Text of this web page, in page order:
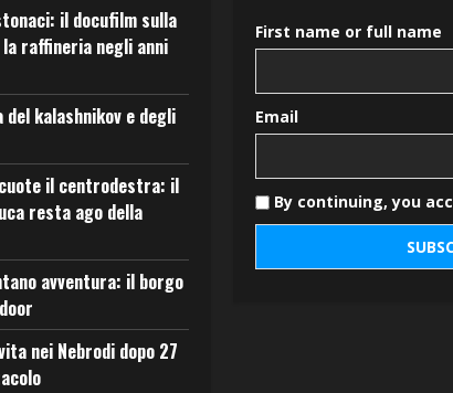
il docufilm sulla
raffineria negli anni
kalashnikov e degli
il centrodestra: il
resta ago della
avventura: il borgo
nei Nebrodi dopo 27
First name or full name
Email
By continuing, you